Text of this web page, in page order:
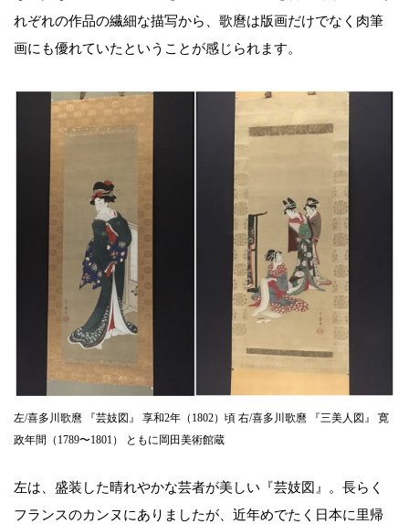
れぞれの作品の繊細な描写から、歌麿は版画だけでなく肉筆
画にも優れていたということが感じられます。
左/喜多川歌麿 『芸妓図』 享和2年（1802）頃 右/喜多川歌麿 『三美人図』 寛
政年間（1789〜1801） ともに岡田美術館蔵
左は、盛装した晴れやかな芸者が美しい『芸妓図』。長らく
フランスのカンヌにありましたが、近年めでたく日本に里帰